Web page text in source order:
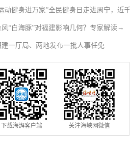
动健身进万家”全民健身日走进周宁，近千
徒步云端
风“白海豚”对福建影响几何？专家解读→
建一厅局、两地发布一批人事任免
下载海湃客户端 关注海峡网微信